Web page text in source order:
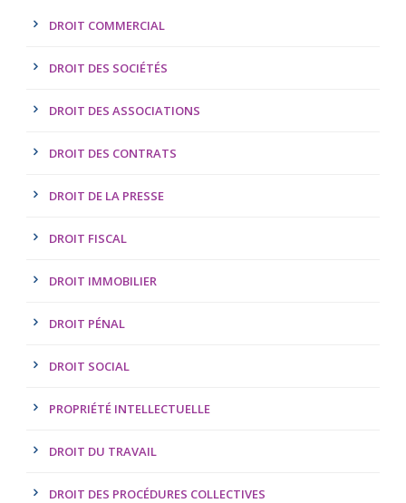
DROIT COMMERCIAL
DROIT DES SOCIÉTÉS
DROIT DES ASSOCIATIONS
DROIT DES CONTRATS
DROIT DE LA PRESSE
DROIT FISCAL
DROIT IMMOBILIER
DROIT PÉNAL
DROIT SOCIAL
PROPRIÉTÉ INTELLECTUELLE
DROIT DU TRAVAIL
DROIT DES PROCÉDURES COLLECTIVES